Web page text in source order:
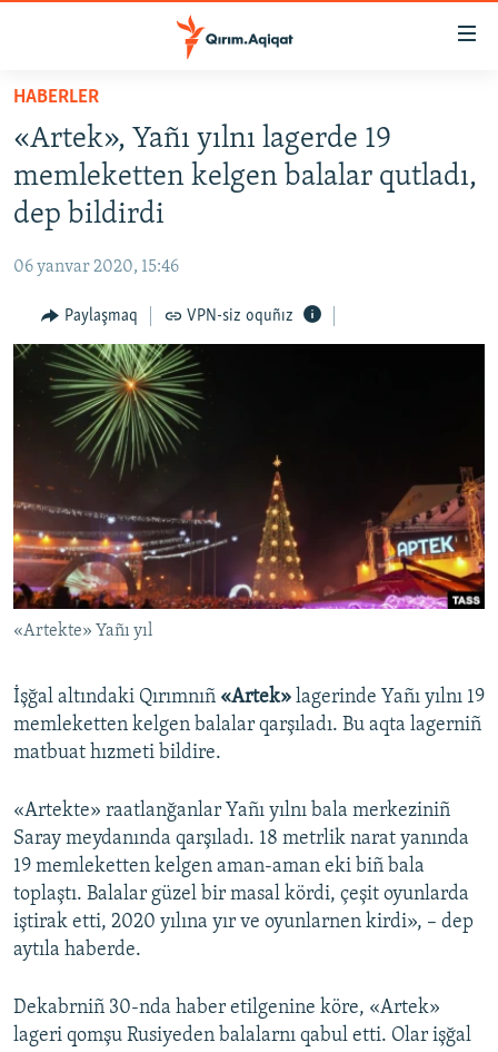
Esas
qaytmaq
Baş
navigatsiyağa
qaytmaq
Qıdıruvğa
qaytmaq
HABERLER
SİYASET
İQTİSADİYAT
MEDENİYET
İNSAN AQLARI
VİDEO
SÜRET
BLOGLAR
Русский
Українською
QOŞULIÑIZ!
RFE/RS bütün saytları
HABERLER
«Artek», Yañı yılnı lagerde 19
memleketten kelgen balalar qutladı,
dep bildirdi
06 yanvar 2020, 15:46
Paylaşmaq VPN-siz oquñız
«Artekte» Yañı yıl
İşğal altındaki Qırımnıñ «Artek» lagerinde Yañı yılnı 19
memleketten kelgen balalar qarşıladı. Bu aqta lagerniñ
matbuat hızmeti bildire.
«Artekte» raatlanğanlar Yañı yılnı bala merkeziniñ
Saray meydanında qarşıladı. 18 metrlik narat yanında
19 memleketten kelgen aman-aman eki biñ bala
toplaştı. Balalar güzel bir masal kördi, çeşit oyunlarda
iştirak etti, 2020 yılına yır ve oyunlarnen kirdi», – dep
aytıla haberde.
Dekabrniñ 30-nda haber etilgenine köre, «Artek»
lageri qomşu Rusiyeden balalarnı qabul etti. Olar işğal